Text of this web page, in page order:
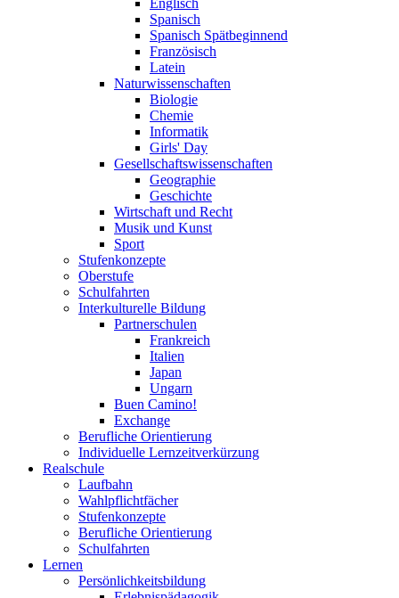
Englisch
Spanisch
Spanisch Spätbeginnend
Französisch
Latein
Naturwissenschaften
Biologie
Chemie
Informatik
Girls' Day
Gesellschaftswissenschaften
Geographie
Geschichte
Wirtschaft und Recht
Musik und Kunst
Sport
Stufenkonzepte
Oberstufe
Schulfahrten
Interkulturelle Bildung
Partnerschulen
Frankreich
Italien
Japan
Ungarn
Buen Camino!
Exchange
Berufliche Orientierung
Individuelle Lernzeitverkürzung
Realschule
Laufbahn
Wahlpflichtfächer
Stufenkonzepte
Berufliche Orientierung
Schulfahrten
Lernen
Persönlichkeitsbildung